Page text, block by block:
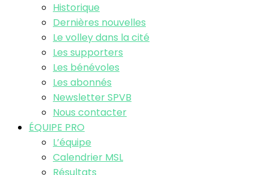
Historique
Dernières nouvelles
Le volley dans la cité
Les supporters
Les bénévoles
Les abonnés
Newsletter SPVB
Nous contacter
ÉQUIPE PRO
L’équipe
Calendrier MSL